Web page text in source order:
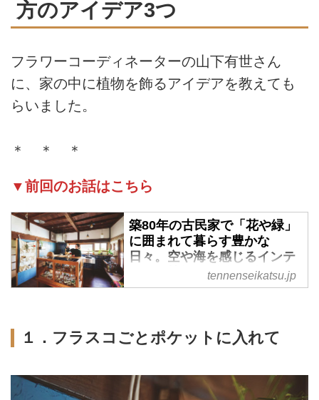
方のアイデア3つ
フラワーコーディネーターの山下有世さん
に、家の中に植物を飾るアイデアを教えても
らいました。
＊ ＊ ＊
▼前回のお話はこちら
築80年の古民家で「花や緑」
に囲まれて暮らす豊かな
日々。空や海を感じるインテ
リアで植物の“自然な姿”を楽
しむ／フラワーコーディネー
フラワーコーディネーターで
世さんに、植物に囲まれた暮らし
を見せていただきました。海や空
tennenseikatsu.jp
１．フラスコごとポケットに入れて